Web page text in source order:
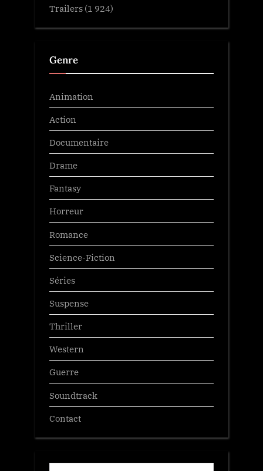
Trailers (1 924)
Genre
Animation
Action
Documentaire
Drame
Fantasy
Horreur
Romance
Science-Fiction
Séries
Suspense
Thriller
Western
Guerre
Soundtrack
Contact